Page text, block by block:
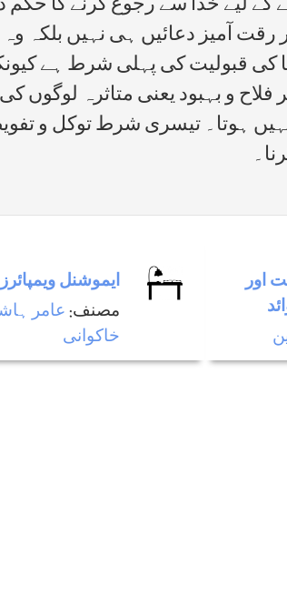
کے لیے خدا سے رجوع کرنے کا
رقت آمیز دعائیں ہی نہیں
کی قبولیت کی پہلی شرط ہے
و بہبود یعنی متاثرہ لوگوں
ہوتا۔ تیسری شرط توکل و
ایموشنل ویمپائرز
مصنف: عامر
خاکوانی
اور